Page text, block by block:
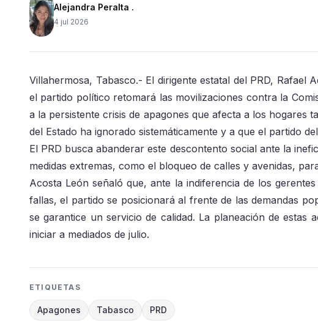
Alejandra Peralta .
4 jul 2026
Villahermosa, Tabasco.- El dirigente estatal del PRD, Rafael
el partido político retomará las movilizaciones contra la
a la persistente crisis de apagones que afecta a los hogares
del Estado ha ignorado sistemáticamente y a que el partido
El PRD busca abanderar este descontento social ante la
medidas extremas, como el bloqueo de calles y avenidas,
Acosta León señaló que, ante la indiferencia de los
fallas, el partido se posicionará al frente de las demandas
se garantice un servicio de calidad. La planeación de
iniciar a mediados de julio.
ETIQUETAS
Apagones Tabasco PRD